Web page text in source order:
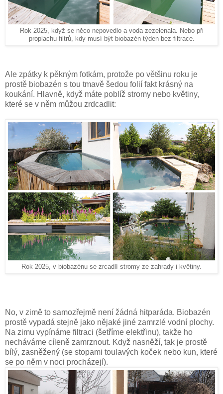
Rok 2025, když se něco nepovedlo a voda zezelenala. Nebo při
proplachu filtrů, kdy musí být biobazén týden bez filtrace.
Ale zpátky k pěkným fotkám, protože po většinu roku je
prostě biobazén s tou tmavě šedou folií fakt krásný na
koukání. Hlavně, když máte poblíž stromy nebo květiny,
které se v něm můžou zrdcadlit:
Rok 2025, v biobazénu se zrcadlí stromy ze zahrady i květiny.
No, v zimě to samozřejmě není žádná hitparáda. Biobazén
prostě vypadá stejně jako nějaké jiné zamrzlé vodní plochy.
Na zimu vypínáme filtraci (šetříme elektřinu), takže ho
necháváme cíleně zamrznout. Když nasněží, tak je prostě
bílý, zasněžený (se stopami toulavých koček nebo kun, které
se po něm v noci procházejí).